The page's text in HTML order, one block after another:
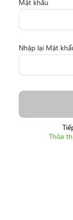
Mật khẩu
Nhập lại Mật
Thỏa